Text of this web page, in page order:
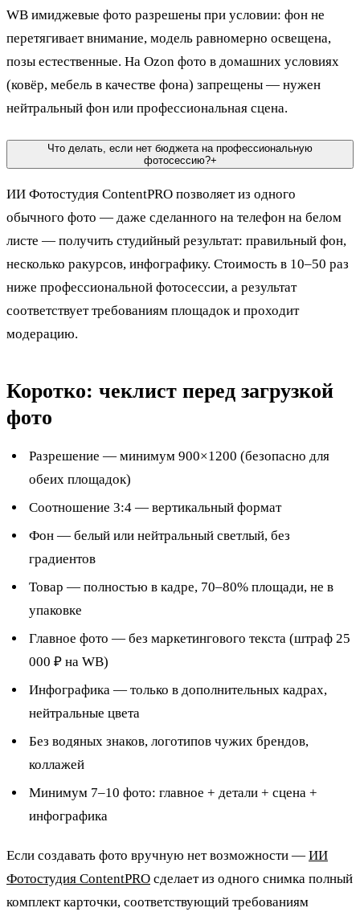
WB имиджевые фото разрешены при условии: фон не
перетягивает внимание, модель равномерно освещена,
позы естественные. На Ozon фото в домашних условиях
(ковёр, мебель в качестве фона) запрещены — нужен
нейтральный фон или профессиональная сцена.
Что делать, если нет бюджета на профессиональную
фотосессию?+
ИИ Фотостудия ContentPRO позволяет из одного
обычного фото — даже сделанного на телефон на белом
листе — получить студийный результат: правильный фон,
несколько ракурсов, инфографику. Стоимость в 10–50 раз
ниже профессиональной фотосессии, а результат
соответствует требованиям площадок и проходит
модерацию.
Коротко: чеклист перед загрузкой
фото
Разрешение — минимум 900×1200 (безопасно для
обеих площадок)
Соотношение 3:4 — вертикальный формат
Фон — белый или нейтральный светлый, без
градиентов
Товар — полностью в кадре, 70–80% площади, не в
упаковке
Главное фото — без маркетингового текста (штраф 25
000 ₽ на WB)
Инфографика — только в дополнительных кадрах,
нейтральные цвета
Без водяных знаков, логотипов чужих брендов,
коллажей
Минимум 7–10 фото: главное + детали + сцена +
инфографика
Если создавать фото вручную нет возможности — ИИ
Фотостудия ContentPRO сделает из одного снимка полный
комплект карточки, соответствующий требованиям